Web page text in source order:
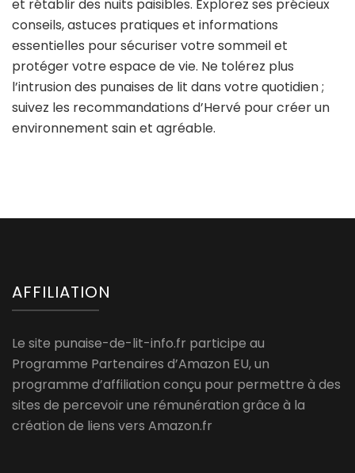
et rétablir des nuits paisibles. Explorez ses précieux
conseils, astuces pratiques et informations
essentielles pour sécuriser votre sommeil et
protéger votre espace de vie. Ne tolérez plus
l’intrusion des punaises de lit dans votre quotidien ;
suivez les recommandations d’Hervé pour créer un
environnement sain et agréable.
AFFILIATION
Le site punaise-de-lit-info.fr participe au
Programme Partenaires d’Amazon EU, un
programme d’affiliation conçu pour permettre à des
sites de percevoir une rémunération grâce à la
création de liens vers Amazon.fr